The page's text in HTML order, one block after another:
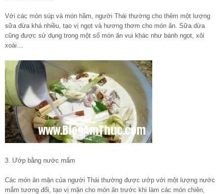
Với các món súp và món hầm, người Thái thường cho thêm một lượng
sữa dừa khá nhiều, tạo vị ngọt và hương thơm cho món ăn. Sữa dừa
cũng được sử dụng trong một số món ăn vui khác như bánh ngọt, xôi
xoài…
3. Ướp bằng nước mắm
Các món ăn mặn của người Thái thường được ướp với một lượng nước
mắm tương đối, tạo vị mặn cho món ăn trước khi làm các món chiên,